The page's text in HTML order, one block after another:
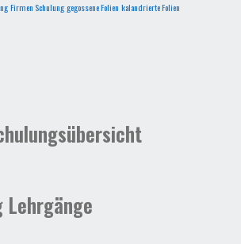
Firmen Schulung gegossene Folien kalandrierte Folien
Lehrgänge